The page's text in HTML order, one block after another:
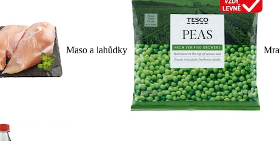
Maso a lahůdky